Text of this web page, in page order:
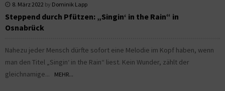
8. März 2022 by Dominik Lapp
Steppend durch Pfützen: „Singin‘ in the Rain“ in
Osnabrück
Nahezu jeder Mensch dürfte sofort eine Melodie im Kopf haben, wenn
man den Titel „Singin‘ in the Rain“ liest. Kein Wunder, zählt der
gleichnamige...
MEHR...